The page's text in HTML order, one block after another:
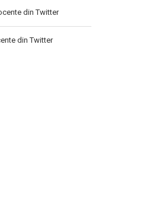
din Twitter
din Twitter